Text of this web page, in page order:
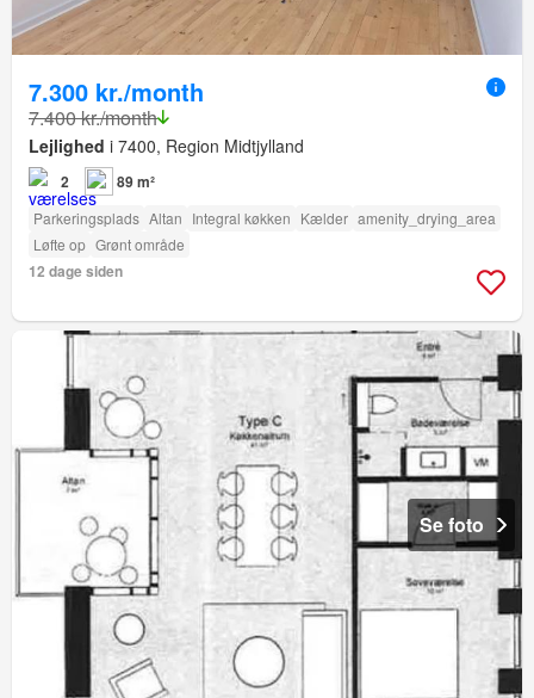
7.300 kr./month
7.400 kr./month
Lejlighed i 7400, Region Midtjylland
2 89 m²
Parkeringsplads Altan Integral køkken Kælder amenity_drying_area
Løfte op Grønt område
12 dage siden
Se foto